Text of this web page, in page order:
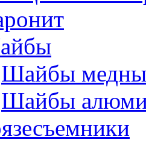
Шайбы
Шайбы